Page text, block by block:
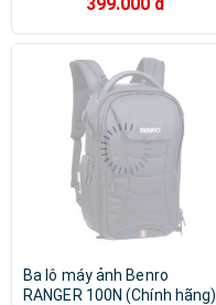
Liệu Oxford 600D Dày Dặn
Chịu Tải Tốt
Ba lô máy ảnh Benro
RANGER 100N (Chính hãng)